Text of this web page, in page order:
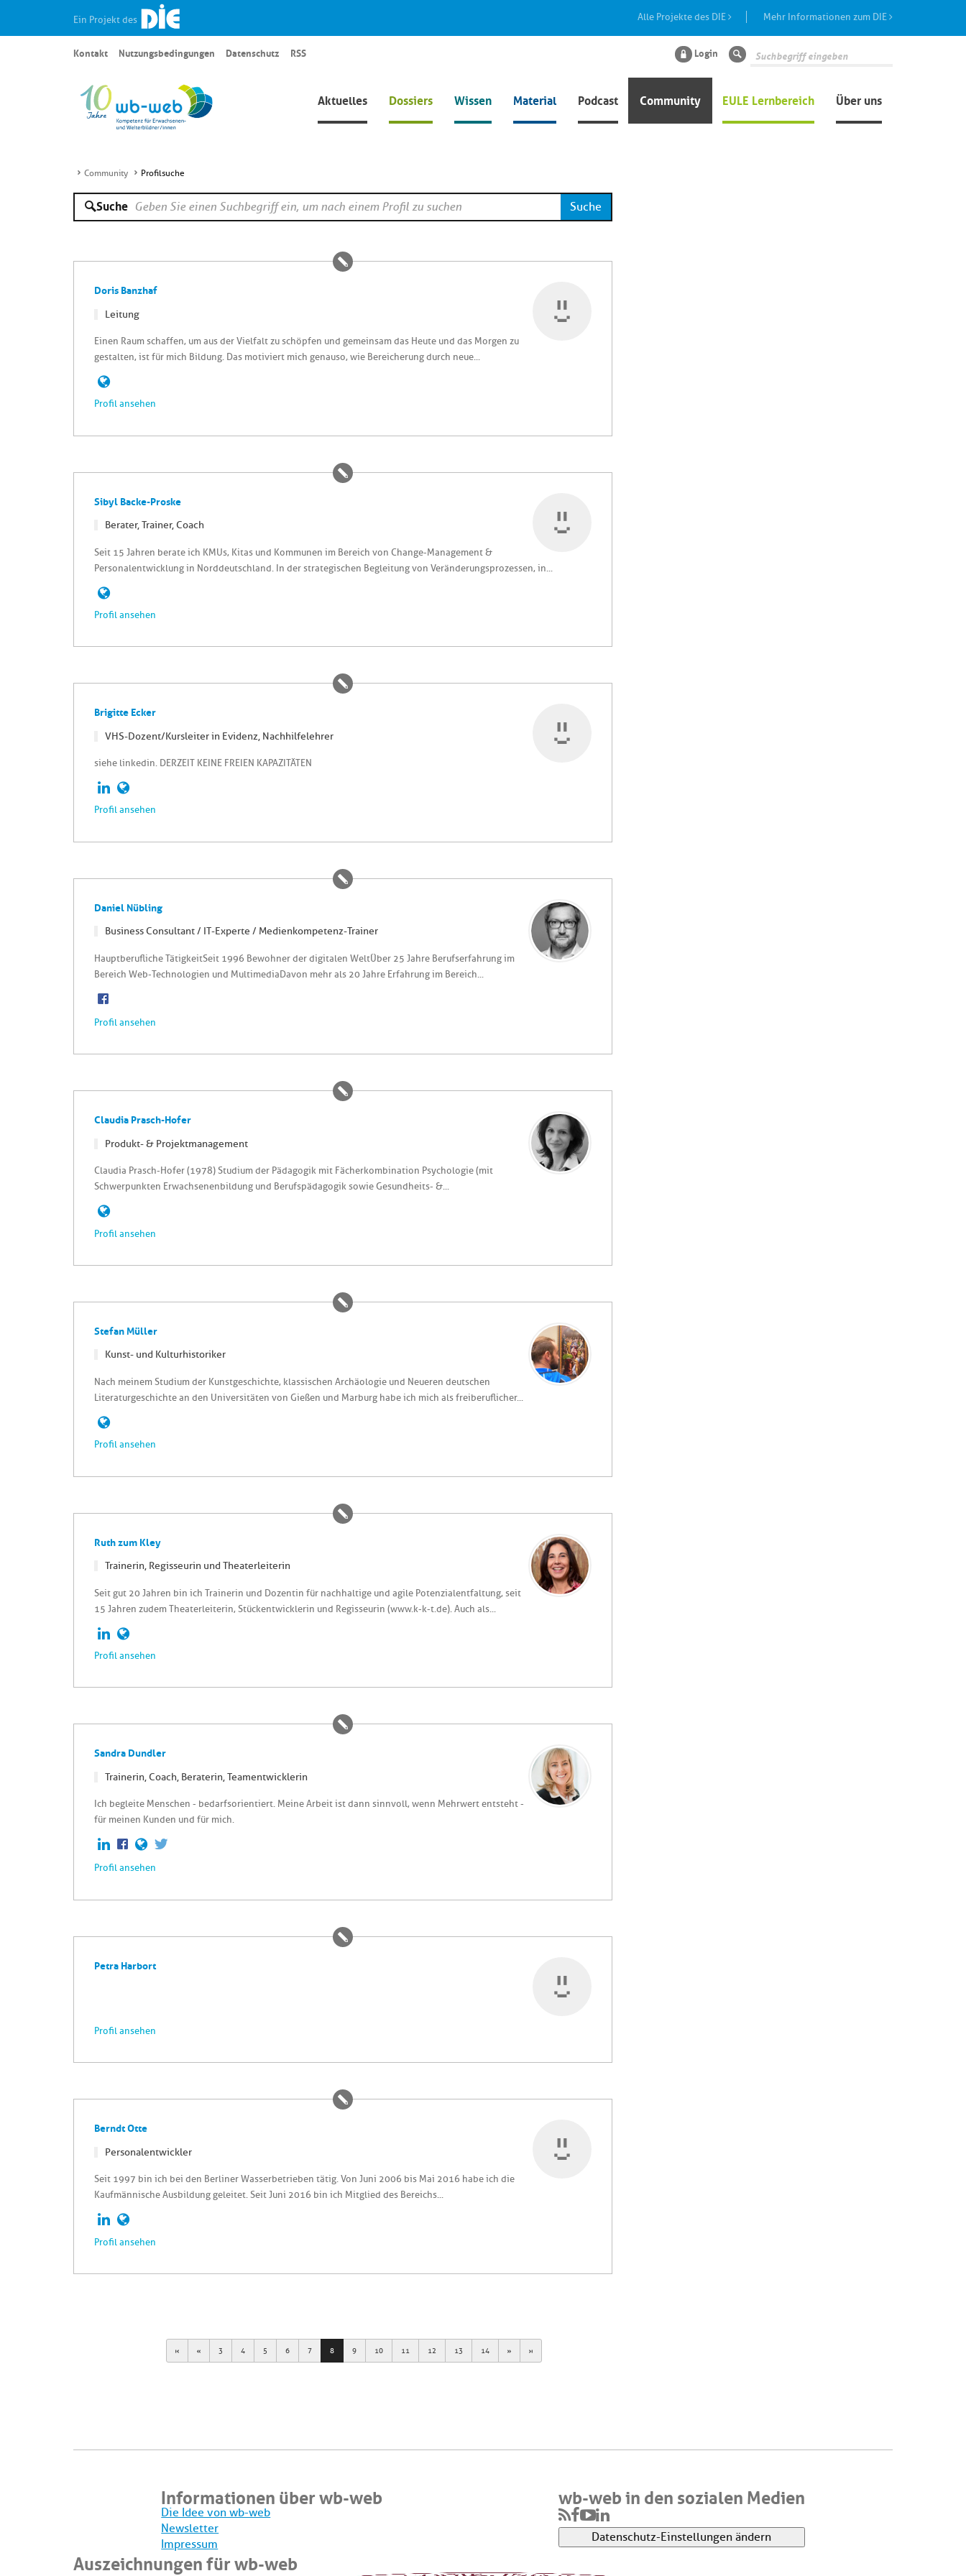
Ein Projekt des Alle Projekte des DIE Mehr Informationen zum DIE
Aktuelles Dossiers Wissen Material Podcast Community EULE Lernbereich Über uns
Kontakt Nutzungsbedingungen Datenschutz RSS Login Suche
Community Profilsuche
Suche Suche
Doris Banzhaf
Leitung
Einen Raum schaffen, um aus der Vielfalt zu schöpfen und gemeinsam das Heute und das Morgen zu
gestalten, ist für mich Bildung. Das motiviert mich genauso, wie Bereicherung durch neue...
Profil ansehen
Sibyl Backe-Proske
Berater, Trainer, Coach
Seit 15 Jahren berate ich KMUs, Kitas und Kommunen im Bereich von Change-Management &
Personalentwicklung in Norddeutschland. In der strategischen Begleitung von Veränderungsprozessen, in...
Profil ansehen
Brigitte Ecker
VHS-Dozent/Kursleiter in Evidenz, Nachhilfelehrer
siehe linkedin. DERZEIT KEINE FREIEN KAPAZITÄTEN
Profil ansehen
Daniel Nübling
Business Consultant / IT-Experte / Medienkompetenz-Trainer
Hauptberufliche TätigkeitSeit 1996 Bewohner der digitalen WeltÜber 25 Jahre Berufserfahrung im
Bereich Web-Technologien und MultimediaDavon mehr als 20 Jahre Erfahrung im Bereich ...
Profil ansehen
Claudia Prasch-Hofer
Produkt- & Projektmanagement
Claudia Prasch-Hofer (1978) Studium der Pädagogik mit Fächerkombination Psychologie (mit
Schwerpunkten Erwachsenenbildung und Berufspädagogik sowie Gesundheits- &...
Profil ansehen
Stefan Müller
Kunst- und Kulturhistoriker
Nach meinem Studium der Kunstgeschichte, klassischen Archäologie und Neueren deutschen
Literaturgeschichte an den Universitäten von Gießen und Marburg habe ich mich als freiberuflicher...
Profil ansehen
Ruth zum Kley
Trainerin, Regisseurin und Theaterleiterin
Seit gut 20 Jahren bin ich Trainerin und Dozentin für nachhaltige und agile Potenzialentfaltung, seit
15 Jahren zudem Theaterleiterin, Stückentwicklerin und Regisseurin (www.k-k-t.de). Auch als...
Profil ansehen
Sandra Dundler
Trainerin, Coach, Beraterin, Teamentwicklerin
Ich begleite Menschen - bedarfsorientiert. Meine Arbeit ist dann sinnvoll, wenn Mehrwert entsteht -
für meinen Kunden und für mich.
Profil ansehen
Petra Harbort
Profil ansehen
Berndt Otte
Personalentwickler
Seit 1997 bin ich bei den Berliner Wasserbetrieben tätig. Von Juni 2006 bis Mai 2016 habe ich die
Kaufmännische Ausbildung geleitet. Seit Juni 2016 bin ich Mitglied des Bereichs...
Profil ansehen
First Previous
3 4 5 6 7 8 9 10 11 12 13 14 Next Last
Informationen über wb-web
Die Idee von wb-web
Newsletter
Impressum
wb-web in den sozialen Medien
Datenschutz-Einstellungen ändern
Auszeichnungen für wb-web